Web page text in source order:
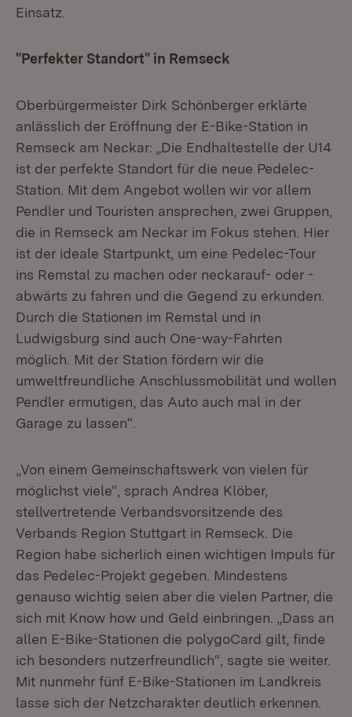
Einsatz.
"Perfekter Standort" in Remseck
Oberbürgermeister Dirk Schönberger erklärte
anlässlich der Eröffnung der E-Bike-Station in
Remseck am Neckar: „Die Endhaltestelle der U14
ist der perfekte Standort für die neue Pedelec-
Station. Mit dem Angebot wollen wir vor allem
Pendler und Touristen ansprechen, zwei Gruppen,
die in Remseck am Neckar im Fokus stehen. Hier
ist der ideale Startpunkt, um eine Pedelec-Tour
ins Remstal zu machen oder neckarauf- oder -
abwärts zu fahren und die Gegend zu erkunden.
Durch die Stationen im Remstal und in
Ludwigsburg sind auch One-way-Fahrten
möglich. Mit der Station fördern wir die
umweltfreundliche Anschlussmobilität und wollen
Pendler ermutigen, das Auto auch mal in der
Garage zu lassen“.
„Von einem Gemeinschaftswerk von vielen für
möglichst viele“, sprach Andrea Klöber,
stellvertretende Verbandsvorsitzende des
Verbands Region Stuttgart in Remseck. Die
Region habe sicherlich einen wichtigen Impuls für
das Pedelec-Projekt gegeben. Mindestens
genauso wichtig seien aber die vielen Partner, die
sich mit Know how und Geld einbringen. „Dass an
allen E-Bike-Stationen die polygoCard gilt, finde
ich besonders nutzerfreundlich“, sagte sie weiter.
Mit nunmehr fünf E-Bike-Stationen im Landkreis
lasse sich der Netzcharakter deutlich erkennen.